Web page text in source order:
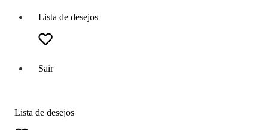
Lista de desejos
Sair
Lista de desejos